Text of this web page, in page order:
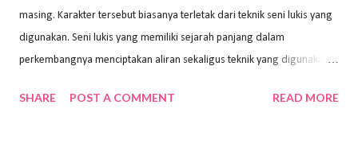
masing. Karakter tersebut biasanya terletak dari teknik seni lukis yang
digunakan. Seni lukis yang memiliki sejarah panjang dalam
perkembangnya menciptakan aliran sekaligus teknik yang digunakan.
Wayan Kun Adnyana, teknik yang berbeda tentunya akan
SHARE POST A COMMENT READ MORE